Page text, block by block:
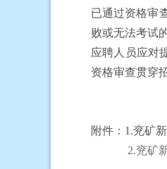
已通过资格审
败或无法考试
应聘人员应对
资格审查贯穿
附件： 1.兖矿
2.兖矿